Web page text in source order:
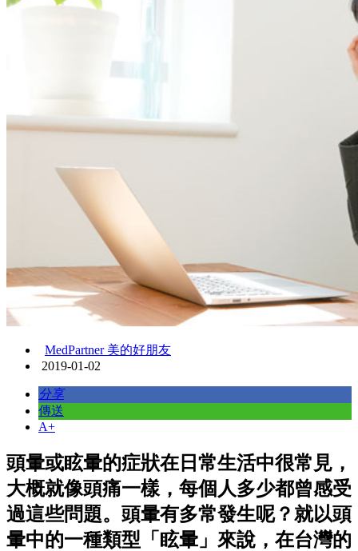
MedPartner 美的好朋友
2019-01-02
分享
傳送
A+
頭暈或眩暈的症狀在日常生活中很常見，
大概就像頭痛一樣，每個人多少都曾感受
過這些問題。頭暈有多常發生呢？就以頭
暈中的一種類型「眩暈」來說，在台灣的